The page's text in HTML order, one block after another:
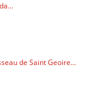
de Saint Geoire...